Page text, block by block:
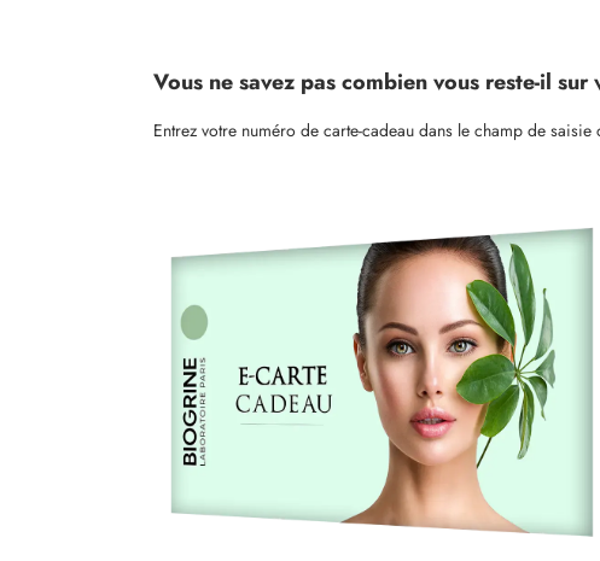
Vous ne savez pas combien vous reste-il
Entrez votre numéro de carte-cadeau dans le champ de